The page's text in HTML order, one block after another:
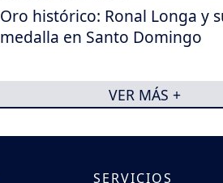
Oro histórico: Ronal Longa y
medalla en Santo Domingo
VER MÁS +
SERVICIOS